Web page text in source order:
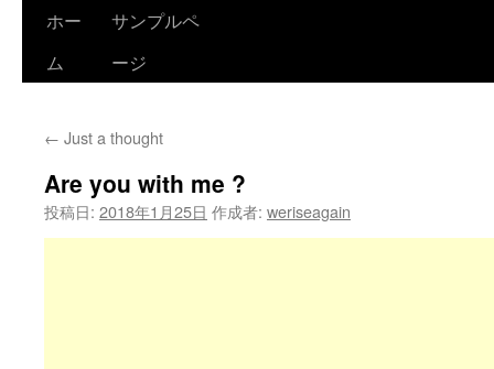
ホー
ム
サンプルペ
ージ
← Just a thought
Are you with me ?
投稿日: 2018年1月25日 作成者: weriseagain